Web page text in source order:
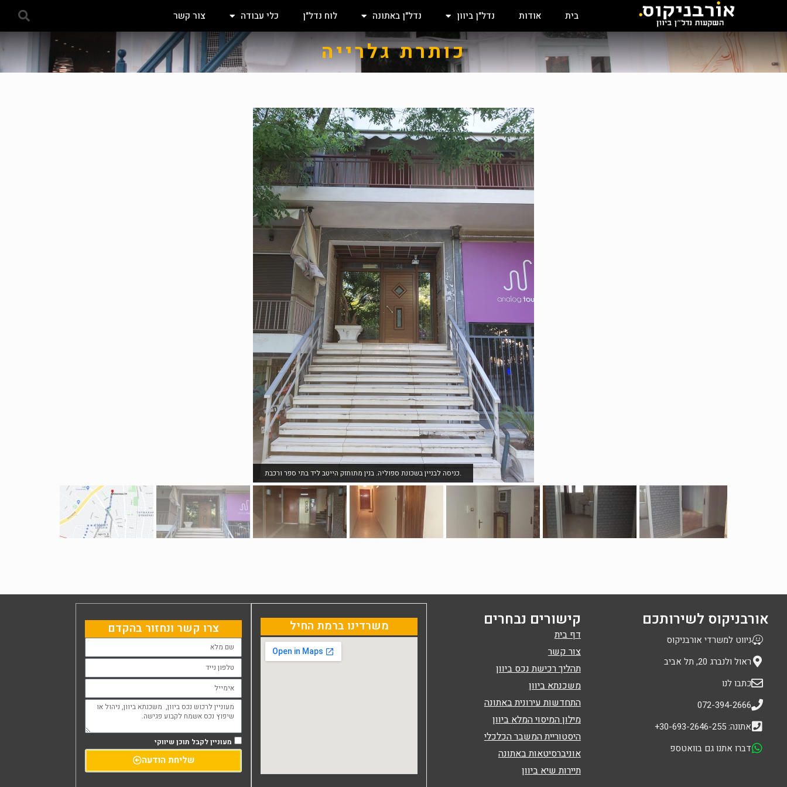
בית אודות נדל"ן ביוון נדל"ן באתונה לוח נדל"ן כלי עבודה צור קשר
כותרת גלרייה
כניסה לבניין בשכונת ספוליה. בנין מתוחזק הייטב ליד בתי ספר ורכבת.
אורבניקוס לשירותכם
ניווט למשרדי אורבניקוס
ראול ולנברג 20, תל אביב
כתבו לנו
072-394-2666
אתונה: 30-693-2646-255+
דברו אתנו גם בוואטספ
קישורים נבחרים
דף בית
צור קשר
תהליך רכישת נכס ביוון
משכנתא ביוון
התחדשות עירונית באתונה
מילון המיסוי המלא ביוון
היסטוריית המשבר הכלכלי
אוניברסיטאות באתונה
תיירות שיא ביוון
משרדינו ברמת החיל צרו קשר ונחזור בהקדם
מעוניין לקבל תוכן שיווקי
שליחת הודעה